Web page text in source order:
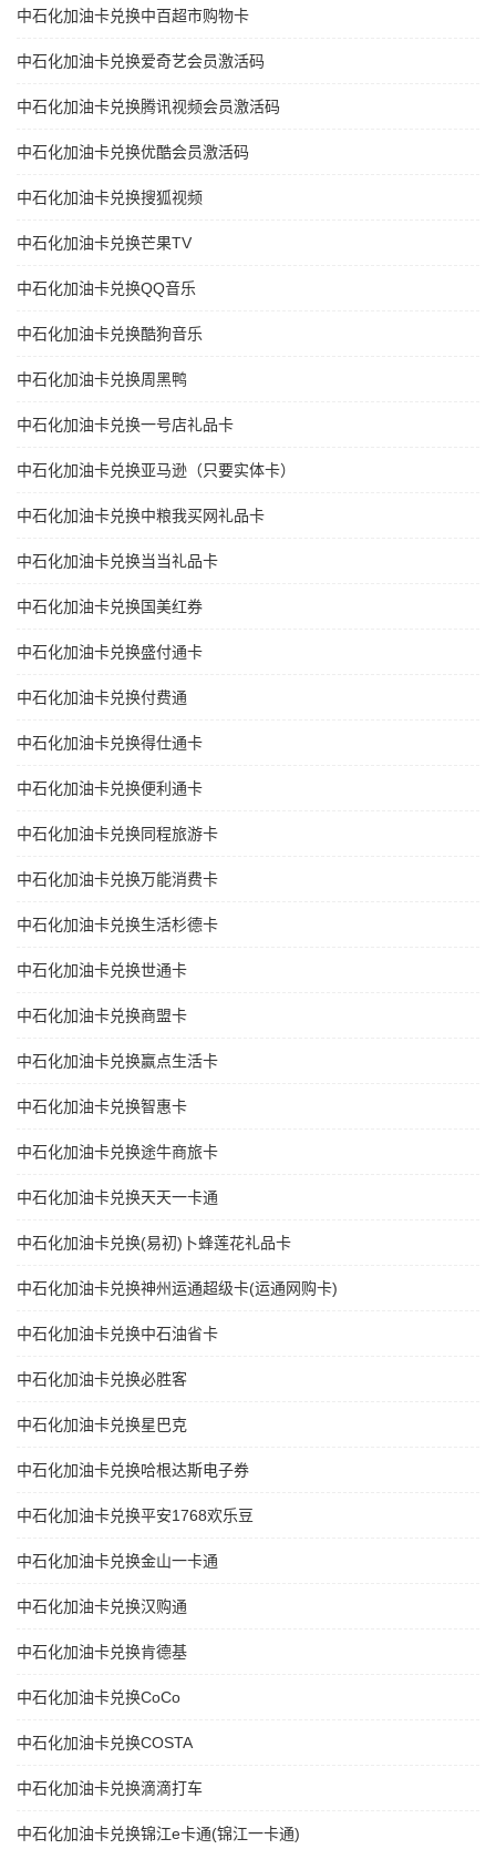
中石化加油卡兑换中百超市购物卡
中石化加油卡兑换爱奇艺会员激活码
中石化加油卡兑换腾讯视频会员激活码
中石化加油卡兑换优酷会员激活码
中石化加油卡兑换搜狐视频
中石化加油卡兑换芒果TV
中石化加油卡兑换QQ音乐
中石化加油卡兑换酷狗音乐
中石化加油卡兑换周黑鸭
中石化加油卡兑换一号店礼品卡
中石化加油卡兑换亚马逊（只要实体卡）
中石化加油卡兑换中粮我买网礼品卡
中石化加油卡兑换当当礼品卡
中石化加油卡兑换国美红券
中石化加油卡兑换盛付通卡
中石化加油卡兑换付费通
中石化加油卡兑换得仕通卡
中石化加油卡兑换便利通卡
中石化加油卡兑换同程旅游卡
中石化加油卡兑换万能消费卡
中石化加油卡兑换生活杉德卡
中石化加油卡兑换世通卡
中石化加油卡兑换商盟卡
中石化加油卡兑换赢点生活卡
中石化加油卡兑换智惠卡
中石化加油卡兑换途牛商旅卡
中石化加油卡兑换天天一卡通
中石化加油卡兑换(易初)卜蜂莲花礼品卡
中石化加油卡兑换神州运通超级卡(运通网购卡)
中石化加油卡兑换中石油省卡
中石化加油卡兑换必胜客
中石化加油卡兑换星巴克
中石化加油卡兑换哈根达斯电子券
中石化加油卡兑换平安1768欢乐豆
中石化加油卡兑换金山一卡通
中石化加油卡兑换汉购通
中石化加油卡兑换肯德基
中石化加油卡兑换CoCo
中石化加油卡兑换COSTA
中石化加油卡兑换滴滴打车
中石化加油卡兑换锦江e卡通(锦江一卡通)